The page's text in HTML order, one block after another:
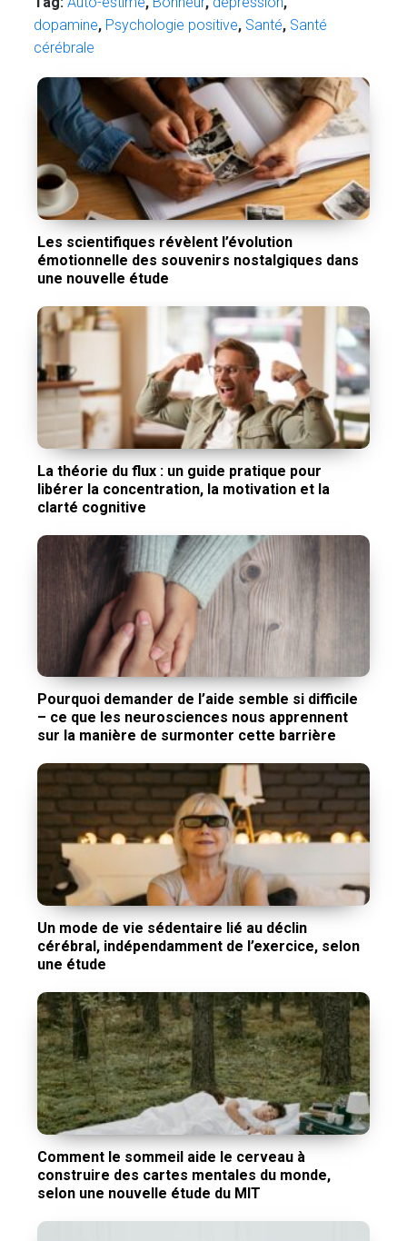
dopamine, Psychologie positive, Santé, Santé
cérébrale
Les scientifiques révèlent l’évolution
émotionnelle des souvenirs nostalgiques dans
une nouvelle étude
La théorie du flux : un guide pratique pour
libérer la concentration, la motivation et la
clarté cognitive
Pourquoi demander de l’aide semble si difficile
– ce que les neurosciences nous apprennent
sur la manière de surmonter cette barrière
Un mode de vie sédentaire lié au déclin
cérébral, indépendamment de l’exercice, selon
une étude
Comment le sommeil aide le cerveau à
construire des cartes mentales du monde,
selon une nouvelle étude du MIT